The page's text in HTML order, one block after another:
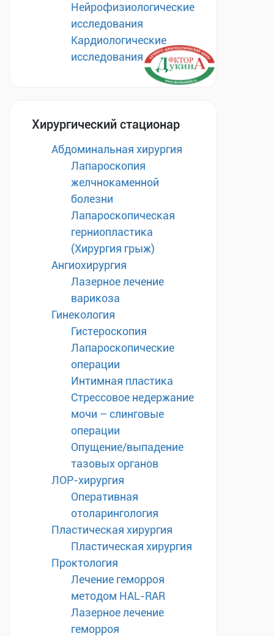
Нейрофизиологические
исследования
Кардиологические
исследования
Хирургический стационар
Абдоминальная хирургия
Лапароскопия
желчнокаменной
болезни
Лапароскопическая
герниопластика
(Хирургия грыж)
Ангиохирургия
Лазерное лечение
варикоза
Гинекология
Гистероскопия
Лапароскопические
операции
Интимная пластика
Стрессовое недержание
мочи – слинговые
операции
Опущение/выпадение
тазовых органов
ЛОР-хирургия
Оперативная
отоларингология
Пластическая хирургия
Пластическая хирургия
Проктология
Лечение геморроя
методом HAL-RAR
Лазерное лечение
геморроя